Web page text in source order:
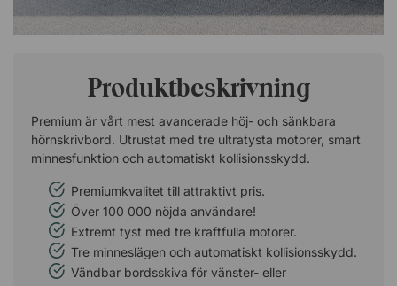
Produktbeskrivning
Premium är vårt mest avancerade höj- och sänkbara
hörnskrivbord. Utrustat med tre ultratysta motorer, smart
minnesfunktion och automatiskt kollisionsskydd.
Premiumkvalitet till attraktivt pris.
Över 100 000 nöjda användare!
Extremt tyst med tre kraftfulla motorer.
Tre minneslägen och automatiskt kollisionsskydd.
Vändbar bordsskiva för vänster- eller